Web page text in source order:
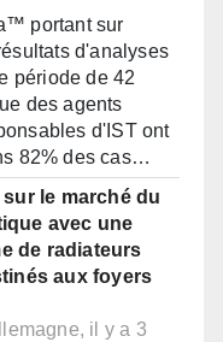
portant sur
d'analyses
période de 42
des agents
d'IST ont
82% des cas…
le marché du
avec une
de radiateurs
aux foyers
il y a 3